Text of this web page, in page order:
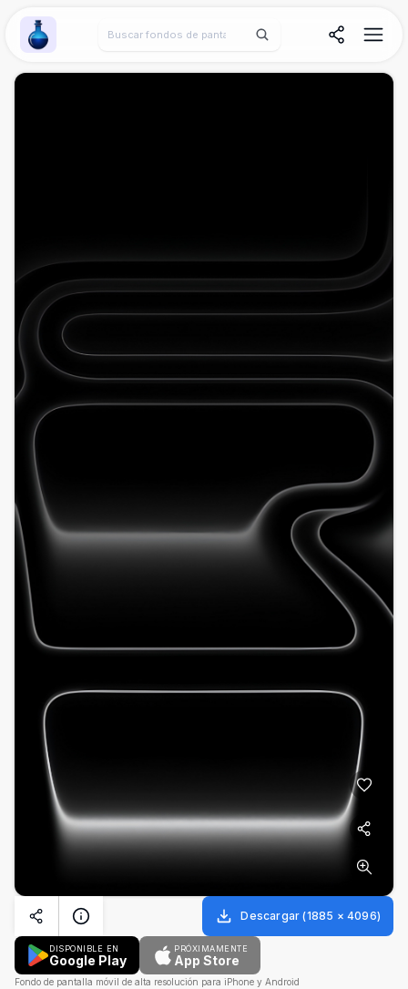
Wallpaper Alchemy
Descargar (1885 × 4096)
DISPONIBLE EN
Google Play
PRÓXIMAMENTE
App Store
Fondo de pantalla móvil de alta resolución para iPhone y Android